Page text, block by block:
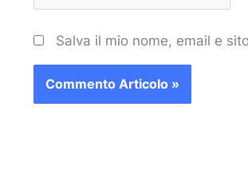
Salva il mio nome, email e